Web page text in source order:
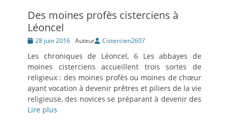
Des moines profès cisterciens à
Léoncel
Posté28 juin 2016 Auteur Cistercien2607
Les chroniques de Léoncel, 6 Les abbayes de
moines cisterciens accueillent trois sortes de
religieux : des moines profès ou moines de chœur
ayant vocation à devenir prêtres et piliers de la vie
religieuse, des novices se préparant à devenir des
Lire plus